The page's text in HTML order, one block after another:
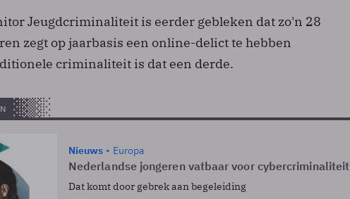
Jeugdcriminaliteit is eerder gebleken dat zo'n 28
zegt op jaarbasis een online-delict te hebben
criminaliteit is dat een derde.
Nieuws Europa
Nederlandse jongeren vatbaar voor cybercriminaliteit
Dat komt door gebrek aan begeleiding